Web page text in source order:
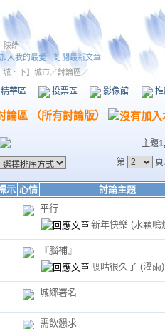
陳皓
加入我的最愛｜訂閱最新文章
城．下】城市／討論區／
華區 投票區 影像館
論區 （所有討論版）
主題
第
示 心情
討論主題
平行
新年快樂 (水穎鳴
『腦補』
喥咕很久了 (濯雨)
城鄉署名
需飲懇求